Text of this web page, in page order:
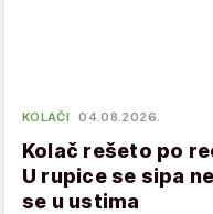
KOLAČI 04.08.2026.
Kolač rešeto po
U rupice se sipa
se u ustima